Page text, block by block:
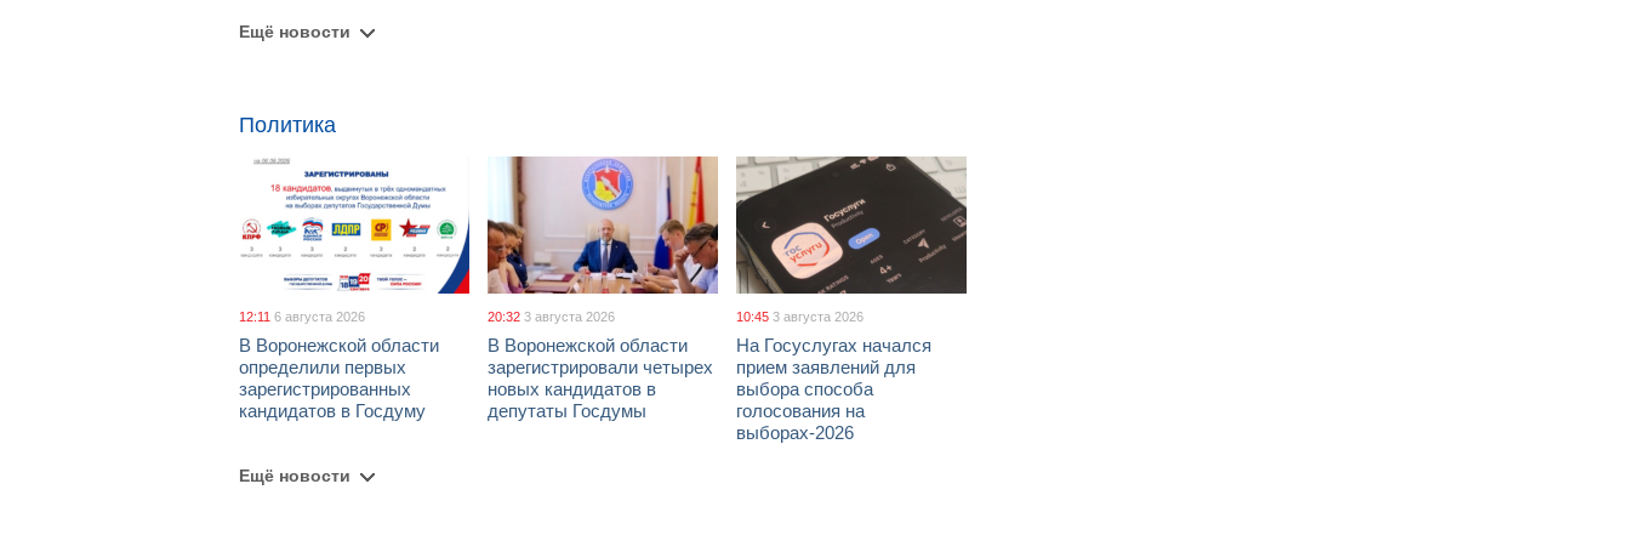
Ещё новости
Политика
12:11 6 августа 2026
В Воронежской области
определили первых
зарегистрированных
кандидатов в Госдуму
20:32 3 августа 2026
В Воронежской области
зарегистрировали четырех
новых кандидатов в
депутаты Госдумы
10:45 3 августа 2026
На Госуслугах начался
прием заявлений для
выбора способа
голосования на
выборах-2026
Ещё новости